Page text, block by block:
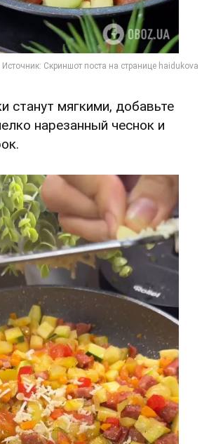
станут мягкими, добавьте
нарезанный чеснок и